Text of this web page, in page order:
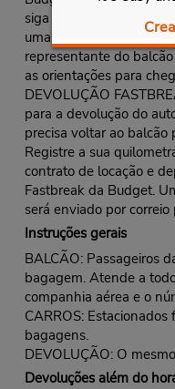
siga as orientações
uma identificação e
representante do
as orientações para
DEVOLUÇÃO
para a devolução do
precisa voltar ao balcão
Registre a sua
contrato de locação e
Fastbreak da Budget.
será enviado por
Instruções gerais
BALCÃO: Passageiros
bagagem. Atende a
companhia aérea e o
CARROS:
bagagens.
DEVOLUÇÃO: O
Devoluções além do